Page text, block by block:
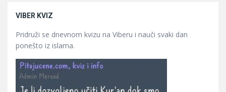
VIBER KVIZ
Pridruži se dnevnom kvizu na Viberu i nauči svaki dan
ponešto iz islama.